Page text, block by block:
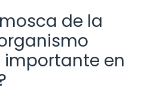
de la
en